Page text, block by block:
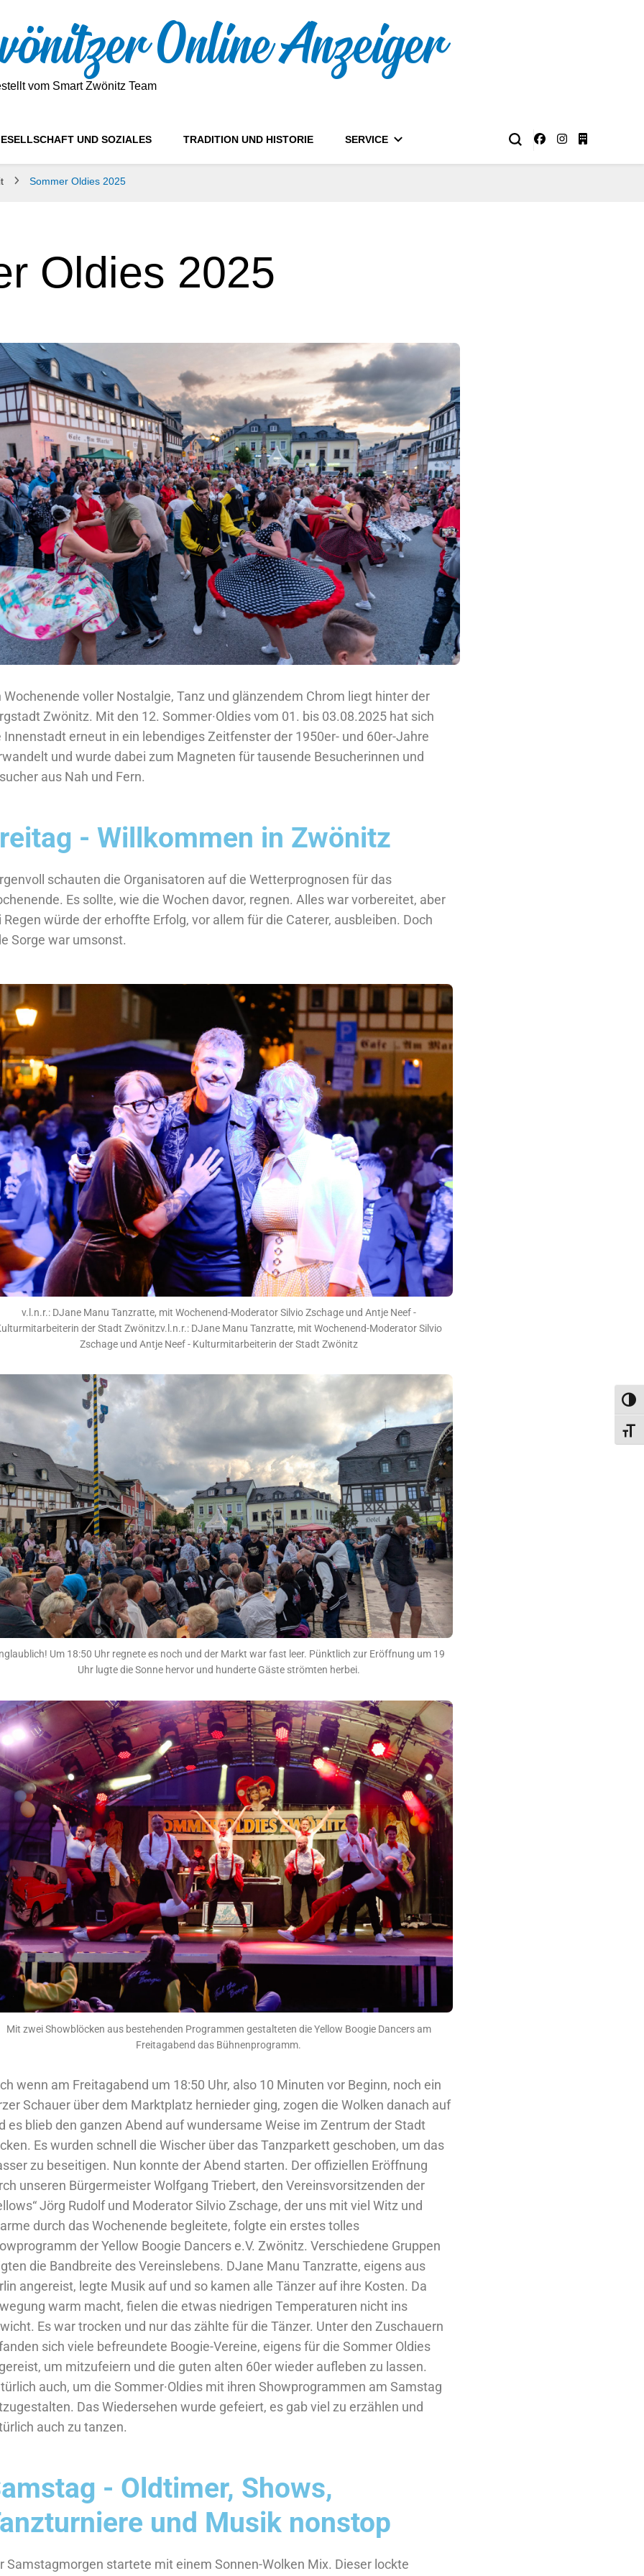
Online Anzeiger
vom Smart Zwönitz Team
UND SOZIALES TRADITION UND HISTORIE SERVICE
Sommer Oldies 2025
Oldies 2025
Wochenende voller Nostalgie, Tanz und glänzendem Chrom liegt hinter der
Zwönitz. Mit den 12. Sommer·Oldies vom 01. bis 03.08.2025 hat sich
Innenstadt erneut in ein lebendiges Zeitfenster der 1950er- und 60er-Jahre
und wurde dabei zum Magneten für tausende Besucherinnen und
aus Nah und Fern.
- Willkommen in Zwönitz
schauten die Organisatoren auf die Wetterprognosen für das
Es sollte, wie die Wochen davor, regnen. Alles war vorbereitet, aber
Regen würde der erhoffte Erfolg, vor allem für die Caterer, ausbleiben. Doch
Sorge war umsonst.
v.l.n.r.: DJane Manu Tanzratte, mit Wochenend-Moderator Silvio Zschage und Antje Neef -
der Stadt Zwönitzv.l.n.r.: DJane Manu Tanzratte, mit Wochenend-Moderator Silvio
Zschage und Antje Neef - Kulturmitarbeiterin der Stadt Zwönitz
Um 18:50 Uhr regnete es noch und der Markt war fast leer. Pünktlich zur Eröffnung um 19
Uhr lugte die Sonne hervor und hunderte Gäste strömten herbei.
Mit zwei Showblöcken aus bestehenden Programmen gestalteten die Yellow Boogie Dancers am
Freitagabend das Bühnenprogramm.
wenn am Freitagabend um 18:50 Uhr, also 10 Minuten vor Beginn, noch ein
Schauer über dem Marktplatz hernieder ging, zogen die Wolken danach auf
es blieb den ganzen Abend auf wundersame Weise im Zentrum der Stadt
Es wurden schnell die Wischer über das Tanzparkett geschoben, um das
zu beseitigen. Nun konnte der Abend starten. Der offiziellen Eröffnung
unseren Bürgermeister Wolfgang Triebert, den Vereinsvorsitzenden der
Jörg Rudolf und Moderator Silvio Zschage, der uns mit viel Witz und
durch das Wochenende begleitete, folgte ein erstes tolles
der Yellow Boogie Dancers e.V. Zwönitz. Verschiedene Gruppen
die Bandbreite des Vereinslebens. DJane Manu Tanzratte, eigens aus
angereist, legte Musik auf und so kamen alle Tänzer auf ihre Kosten. Da
warm macht, fielen die etwas niedrigen Temperaturen nicht ins
Es war trocken und nur das zählte für die Tänzer. Unter den Zuschauern
sich viele befreundete Boogie-Vereine, eigens für die Sommer Oldies
um mitzufeiern und die guten alten 60er wieder aufleben zu lassen.
auch, um die Sommer·Oldies mit ihren Showprogrammen am Samstag
Das Wiedersehen wurde gefeiert, es gab viel zu erzählen und
auch zu tanzen.
- Oldtimer, Shows,
und Musik nonstop
Samstagmorgen startete mit einem Sonnen-Wolken Mix. Dieser lockte